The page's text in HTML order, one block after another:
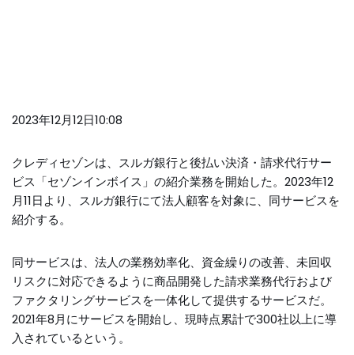
2023年12月12日10:08
クレディセゾンは、スルガ銀行と後払い決済・請求代行サー
ビス「セゾンインボイス」の紹介業務を開始した。2023年12
月11日より、スルガ銀行にて法人顧客を対象に、同サービスを
紹介する。
同サービスは、法人の業務効率化、資金繰りの改善、未回収
リスクに対応できるように商品開発した請求業務代行および
ファクタリングサービスを一体化して提供するサービスだ。
2021年8月にサービスを開始し、現時点累計で300社以上に導
入されているという。